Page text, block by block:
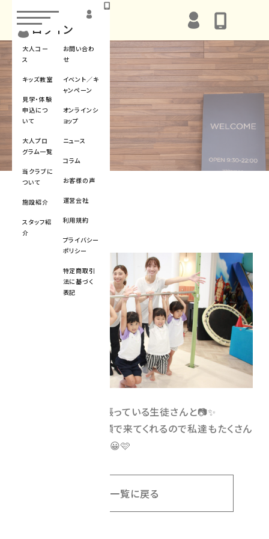
toggle
navigation
ログイン
大人コー
ス
キッズ教室
見学・体験
申込につ
いて
大人プロ
グラム一覧
当クラブに
ついて
施設紹介
スタッフ紹
介
お問い合わ
せ
イベント／キ
ャンペーン
オンラインシ
ョップ
ニュース
コラム
お客様の声
運営会社
利用規約
プライバシー
ポリシー
特定商取引
法に基づく
表記
ブログ
体操教室🫧
BLOG
キッズ体操教室で頑張っている生徒さんと📷✨
いつもニコニコな笑顔で来てくれるので私達もたくさん
元気をもらっています😀🩷
一覧に戻る